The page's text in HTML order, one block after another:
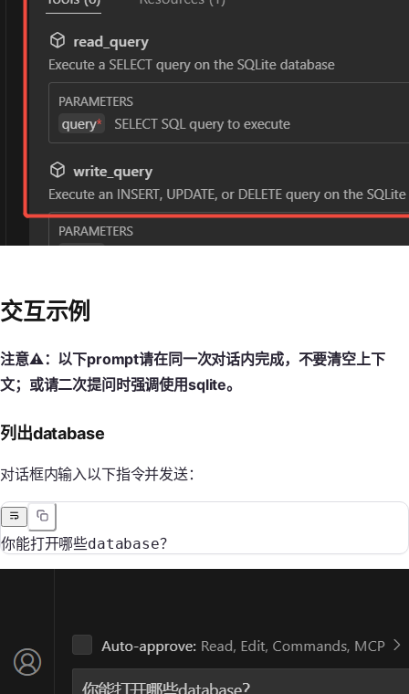
交互示例
注意⚠️：以下prompt请在同一次对话内完成，不要清空上下
文；或请二次提问时强调使用sqlite。
列出database
对话框内输入以下指令并发送：
你能打开哪些database？